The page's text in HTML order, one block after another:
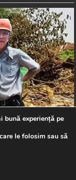
bună experiență pe
le folosim sau să